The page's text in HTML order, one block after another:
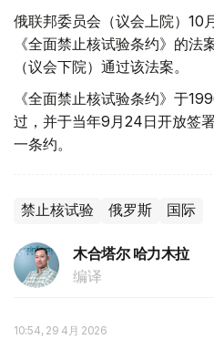
俄联邦委员会（议会上院）10
《全面禁止核试验条约》的法
（议会下院）通过该法案。
《全面禁止核试验条约》于
过，并于当年9月24日开放签
一条约。
禁止核试验 俄罗斯 国际
木合塔尔 哈力木拉
编译
10:54, 29 4月 2026